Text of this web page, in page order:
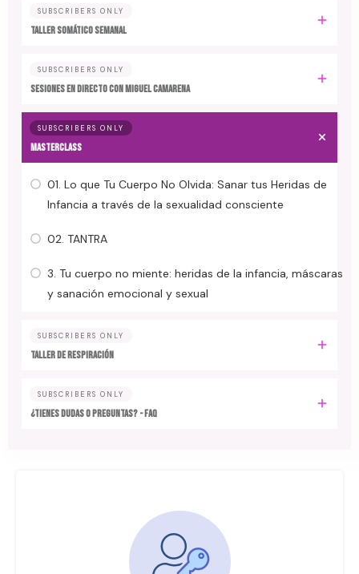
SUBSCRIBERS ONLY
TALLER SOMÁTICO SEMANAL
SUBSCRIBERS ONLY
SESIONES EN DIRECTO CON MIGUEL CAMARENA
SUBSCRIBERS ONLY
MASTERCLASS
01. Lo que Tu Cuerpo No Olvida: Sanar tus Heridas de
Infancia a través de la sexualidad consciente
02. TANTRA
3. Tu cuerpo no miente: heridas de la infancia, máscaras
y sanación emocional y sexual
SUBSCRIBERS ONLY
TALLER DE RESPIRACIÓN
SUBSCRIBERS ONLY
¿TIENES DUDAS O PREGUNTAS? - FAQ